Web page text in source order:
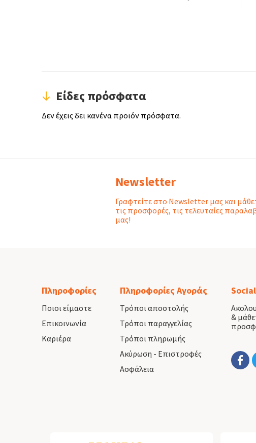
Είδες πρόσφατα
Δεν έχεις δει κανένα προιόν πρόσφατα.
Newsletter
Γραφτείτε στο Newsletter μας και
τις προσφορές, τις τελευταίες
μας!
Πληροφορίες
Ποιοι είμαστε
Επικοινωνία
Καριέρα
Πληροφορίες Αγοράς
Τρόποι αποστολής
Τρόποι παραγγελίας
Τρόποι πληρωμής
Ακύρωση - Επιστροφές
Ασφάλεια
&